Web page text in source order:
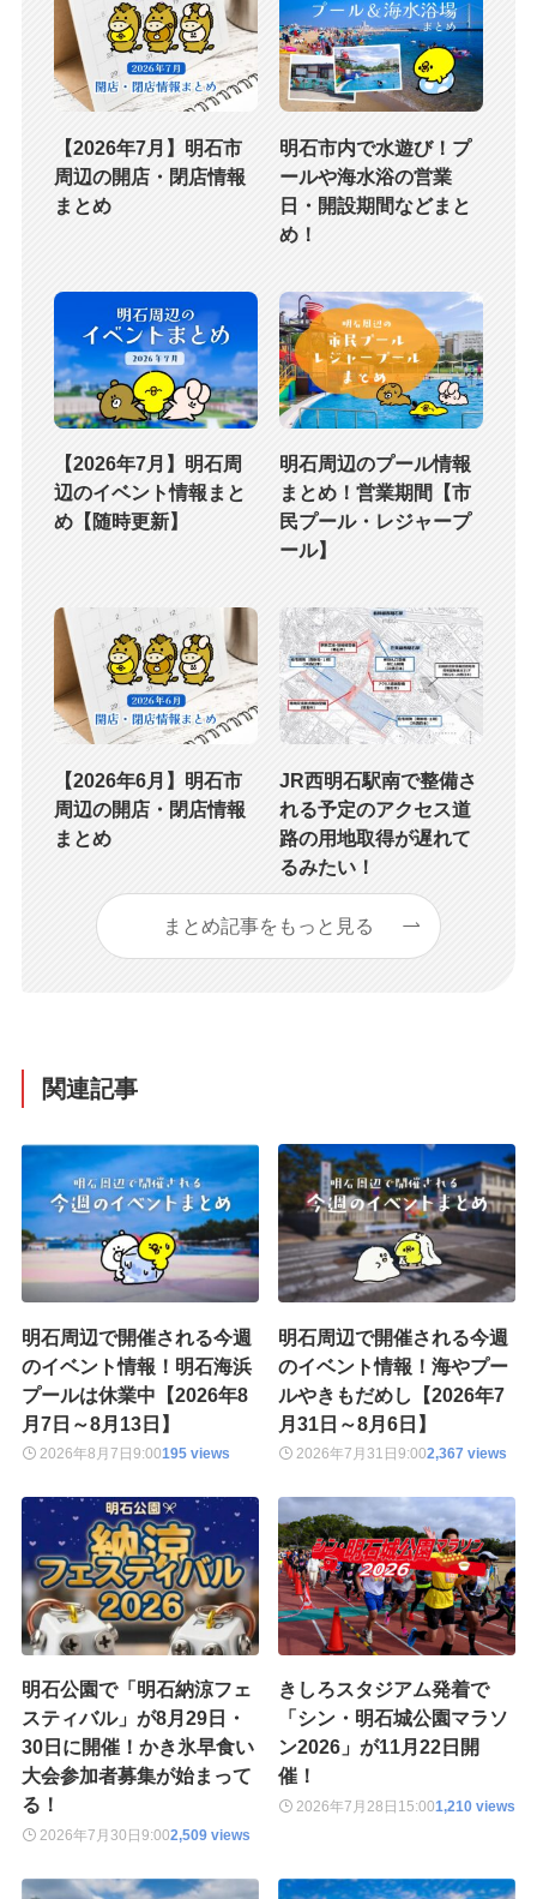
【2026年7月】明石市
周辺の開店・閉店情報
まとめ
明石市内で水遊び！プ
ールや海水浴の営業
日・開設期間などまと
め！
【2026年7月】明石周
辺のイベント情報まと
め【随時更新】
明石周辺のプール情報
まとめ！営業期間【市
民プール・レジャープ
ール】
【2026年6月】明石市
周辺の開店・閉店情報
まとめ
JR西明石駅南で整備さ
れる予定のアクセス道
路の用地取得が遅れて
るみたい！
まとめ記事をもっと見る
関連記事
明石周辺で開催される今週
のイベント情報！明石海浜
プールは休業中【2026年8
月7日～8月13日】
2026年8月7日 9:00195 views
明石周辺で開催される今週
のイベント情報！海やプー
ルやきもだめし【2026年7
月31日～8月6日】
2026年7月31日9:002,367 views
明石公園で「明石納涼フェ
スティバル」が8月29日・
30日に開催！かき氷早食い
大会参加者募集が始まって
る！
2026年7月30日 9:002,509 views
きしろスタジアム発着で
「シン・明石城公園マラソ
ン2026」が11月22日開
催！
2026年7月28日 15:001,210 views